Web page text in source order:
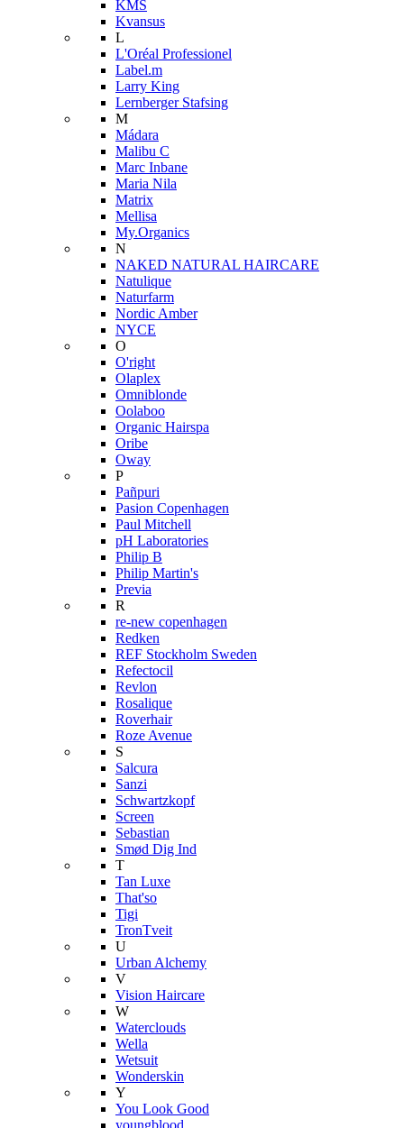
KMS
Kvansus
L
L'Oréal Professionel
Label.m
Larry King
Lernberger Stafsing
M
Mádara
Malibu C
Marc Inbane
Maria Nila
Matrix
Mellisa
My.Organics
N
NAKED NATURAL HAIRCARE
Natulique
Naturfarm
Nordic Amber
NYCE
O
O'right
Olaplex
Omniblonde
Oolaboo
Organic Hairspa
Oribe
Oway
P
Pañpuri
Pasion Copenhagen
Paul Mitchell
pH Laboratories
Philip B
Philip Martin's
Previa
R
re-new copenhagen
Redken
REF Stockholm Sweden
Refectocil
Revlon
Rosalique
Roverhair
Roze Avenue
S
Salcura
Sanzi
Schwartzkopf
Screen
Sebastian
Smød Dig Ind
T
Tan Luxe
That'so
Tigi
TronTveit
U
Urban Alchemy
V
Vision Haircare
W
Waterclouds
Wella
Wetsuit
Wonderskin
Y
You Look Good
youngblood